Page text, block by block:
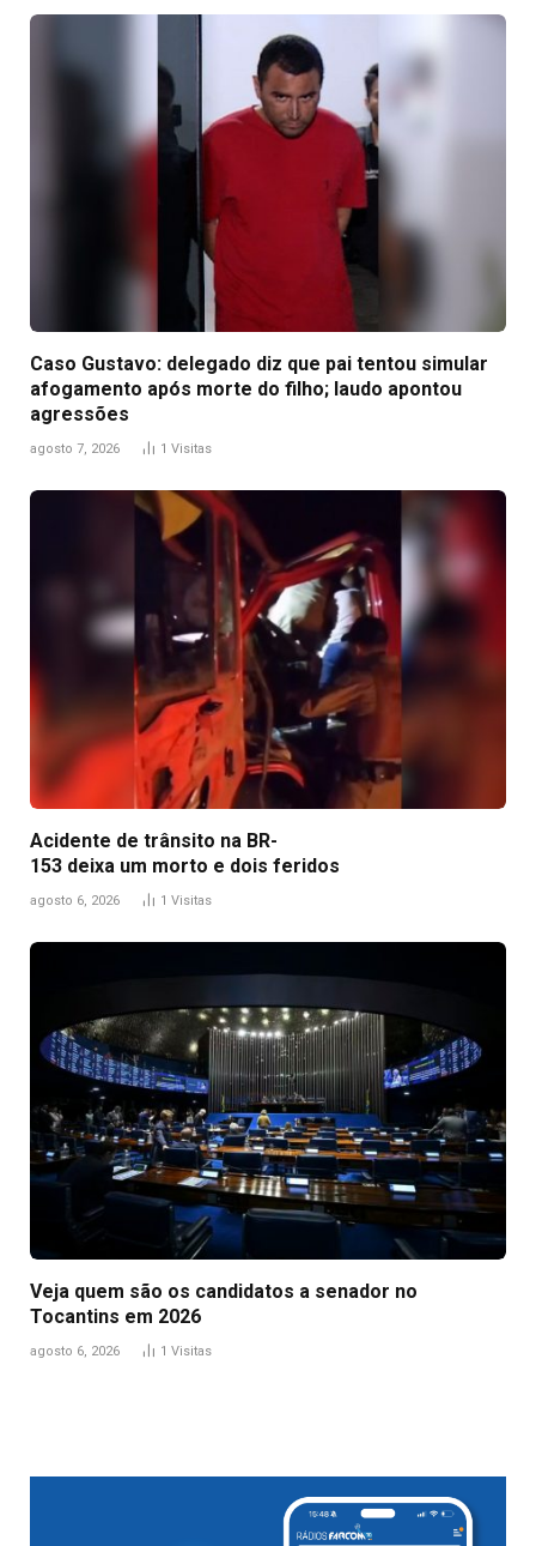
Caso Gustavo: delegado diz que pai tentou simular
afogamento após morte do filho; laudo apontou
agressões
agosto 7, 2026 1 Visitas
Acidente de trânsito na BR-
153 deixa um morto e dois feridos
agosto 6, 2026 1 Visitas
Veja quem são os candidatos a senador no
Tocantins em 2026
agosto 6, 2026 1 Visitas